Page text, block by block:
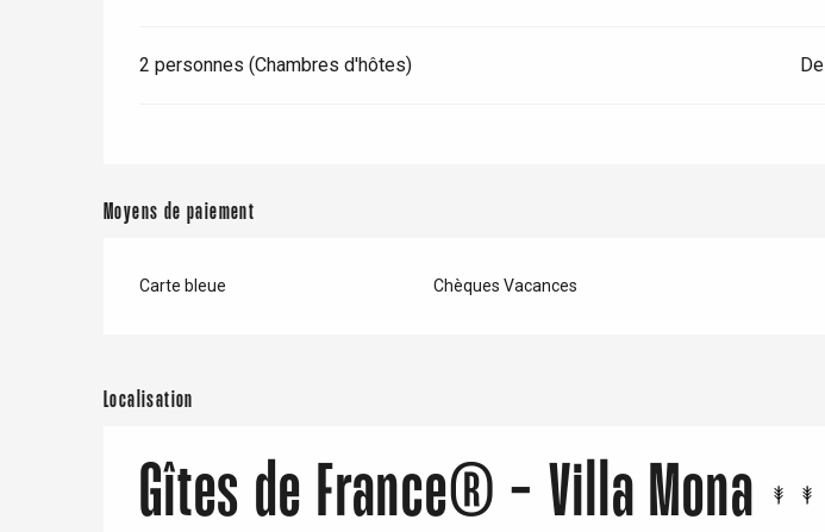
2 personnes (Chambres d'hôtes) De
Moyens de paiement
Carte bleue Chèques Vacances
Localisation
Gîtes de France® - Villa Mona